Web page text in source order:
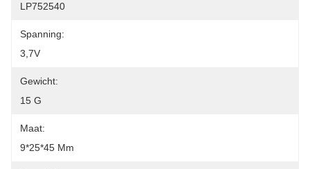
LP752540
Spanning:
3,7V
Gewicht:
15 G
Maat:
9*25*45 Mm